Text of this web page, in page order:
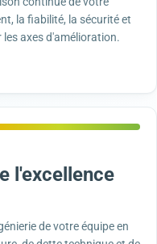
la fiabilité, la sécurité et
les axes d'amélioration.
l'excellence
de votre équipe en